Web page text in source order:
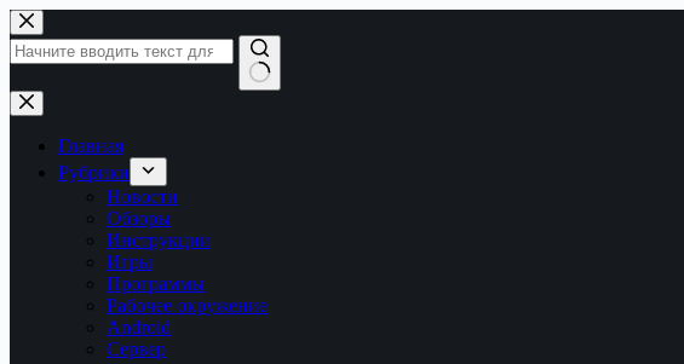
Перейти
к
сути
Ничего
не
найденоГлавная
Рубрики
Новости
Обзоры
Инструкции
Игры
Программы
Рабочее окружение
Android
Сервер